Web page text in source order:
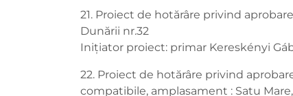
21. Proiect de hotărâre privind
Dunării nr.32
Inițiator proiect: primar Kereskényi
22. Proiect de hotărâre privind
compatibile, amplasament : Satu